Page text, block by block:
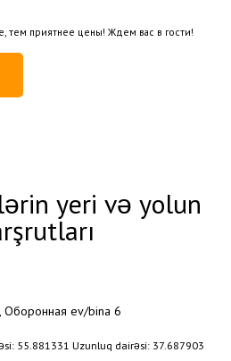
тем приятнее цены! Ждем вас в гости!
yeri və yolun
Оборонная ev/bina 6
55.881331 Uzunluq dairəsi: 37.687903